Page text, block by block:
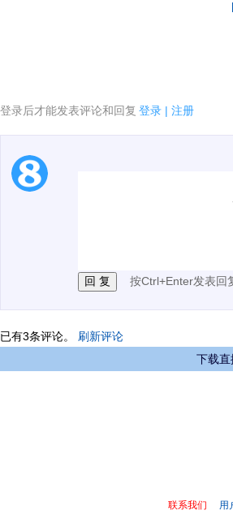
登录后才能发表评论和回复 登录 | 注册
1.电脑端新用户可以发表评
按Ctrl+Enter发表回
已有3条评论。 刷新评论
下载直
联系我们 用